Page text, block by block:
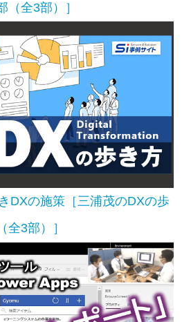
（全3部）］
DXの施策［三浦茂のDXの歩
全3部）］